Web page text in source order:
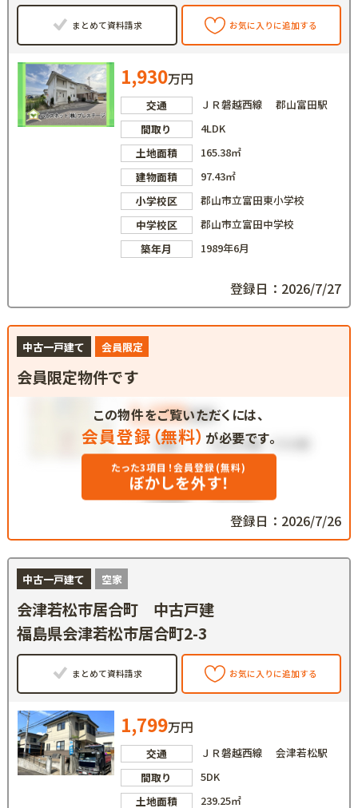
まとめて資料請求 お気に入りに追加する
1,930万円
交通
ＪＲ磐越西線 郡山富田駅
間取り
4LDK
土地面積
165.38㎡
建物面積
97.43㎡
小学校区
郡山市立富田東小学校
中学校区
郡山市立富田中学校
築年月
1989年6月
登録日：2026/7/27
中古一戸建て 会員限定
会員限定物件です
この物件をご覧いただくには、
会員登録（無料） が必要です。
たった3項目！会員登録(無料)
ぼかしを外す！
登録日：2026/7/26
中古一戸建て 空家
会津若松市居合町 中古戸建
福島県会津若松市居合町2-3
まとめて資料請求 お気に入りに追加する
1,799万円
交通
ＪＲ磐越西線 会津若松駅
間取り
5DK
土地面積
239.25㎡